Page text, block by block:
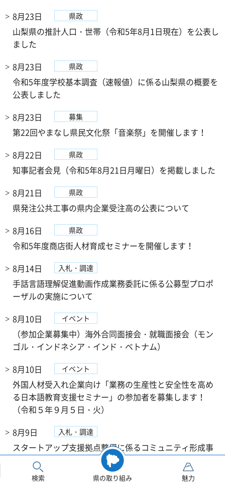
検索 県の取り組み 魅力
8月23日
県政
山梨県の推計人口・世帯（令和5年8月1日現在）を公表し
ました
8月23日
県政
令和5年度学校基本調査（速報値）に係る山梨県の概要を
公表しました
8月23日
募集
第22回やまなし県民文化祭「音楽祭」を開催します！
8月22日
県政
知事記者会見（令和5年8月21日月曜日）を掲載しました
8月21日
県政
県発注公共工事の県内企業受注高の公表について
8月16日
県政
令和5年度商店街人材育成セミナーを開催します！
8月14日
入札・調達
手話言語理解促進動画作成業務委託に係る公募型プロポ
ーザルの実施について
8月10日
イベント
（参加企業募集中）海外合同面接会・就職面接会（モン
ゴル・インドネシア・インド・ベトナム）
8月10日
イベント
外国人材受入れ企業向け「業務の生産性と安全性を高め
る日本語教育支援セミナー」の参加者を募集します！
（令和５年９月５日・火）
8月9日
入札・調達
スタートアップ支援拠点整備に係るコミュニティ形成事
業業務委託 企画提案審査について
8月3日